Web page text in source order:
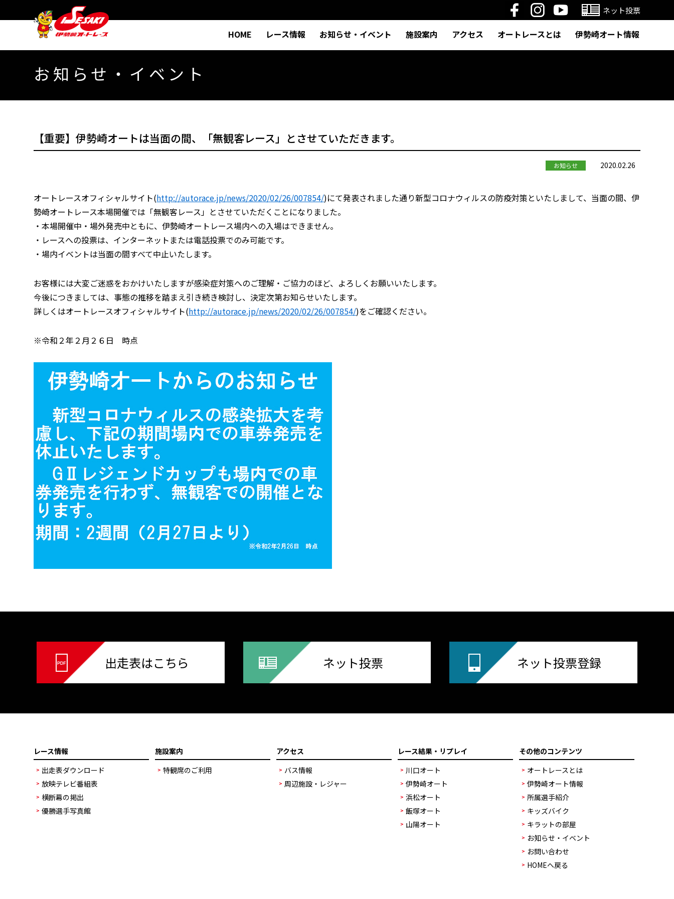
ネット投票
HOME レース情報 お知らせ・イベント 施設案内 アクセス オートレースとは 伊勢崎オート情報
お知らせ・イベント
【重要】伊勢崎オートは当面の間、「無観客レース」とさせていただきます。
お知らせ 2020.02.26
オートレースオフィシャルサイト(http://autorace.jp/news/2020/02/26/007854/)にて発表されました通り新型コロナウィルスの防疫対策といたしまして、当面の間、伊
勢崎オートレース本場開催では「無観客レース」とさせていただくことになりました。
・本場開催中・場外発売中ともに、伊勢崎オートレース場内への入場はできません。
・レースへの投票は、インターネットまたは電話投票でのみ可能です。
・場内イベントは当面の間すべて中止いたします。
お客様には大変ご迷惑をおかけいたしますが感染症対策へのご理解・ご協力のほど、よろしくお願いいたします。
今後につきましては、事態の推移を踏まえ引き続き検討し、決定次第お知らせいたします。
詳しくはオートレースオフィシャルサイト(http://autorace.jp/news/2020/02/26/007854/)をご確認ください。
※令和２年２月２６日 時点
出走表はこちら ネット投票 ネット投票登録
レース情報
出走表ダウンロード
放映テレビ番組表
横断幕の掲出
優勝選手写真館
施設案内
特観席のご利用
アクセス
バス情報
周辺施設・レジャー
レース結果・リプレイ
川口オート
伊勢崎オート
浜松オート
飯塚オート
山陽オート
その他のコンテンツ
オートレースとは
伊勢崎オート情報
所属選手紹介
キッズバイク
キラットの部屋
お知らせ・イベント
お問い合わせ
HOMEへ戻る